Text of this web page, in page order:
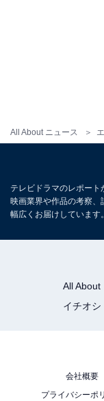
All About ニュース
テレビドラマのレポー
映画業界や作品の考察、
幅広くお届けしています。
All About
イチオシ
会社概要
プライバシーポ